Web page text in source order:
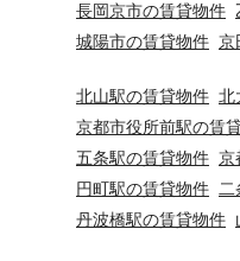
長岡京市の賃貸物件
城陽市の賃貸物件 京
北山駅の賃貸物件 北
京都市役所前駅の賃
五条駅の賃貸物件 京
円町駅の賃貸物件
丹波橋駅の賃貸物件